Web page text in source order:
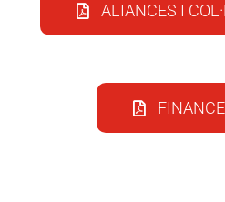
ALIANCES I